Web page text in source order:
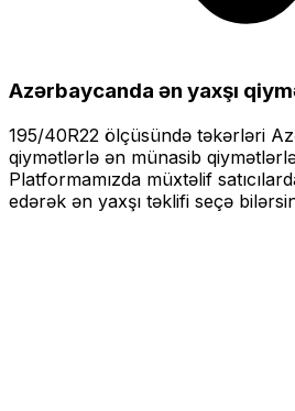
Azərbaycanda ən yaxşı
195/40R22 ölçüsündə təkərləri
qiymətlərlə ən münasib
Platformamızda müxtəlif
edərək ən yaxşı təklifi seçə